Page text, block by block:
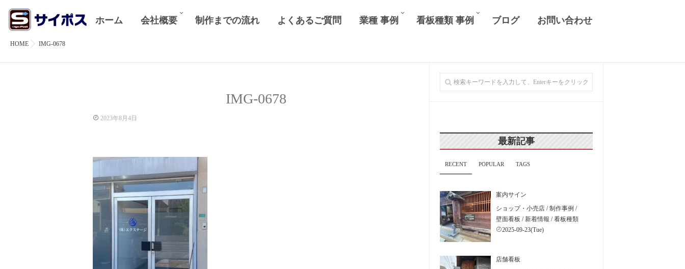
ホーム 会社概要 制作までの流れ よくあるご質問 業種 事例 看板種類 事例 ブログ お問い合わせ
HOME IMG-0678
IMG-0678
2023年8月4日
最新記事
RECENT POPULAR TAGS
案内サイン
ショップ・小売店 /制作事例 /
壁面看板 /新着情報 /看板種類
2025-09-23(Tue)
店舗看板